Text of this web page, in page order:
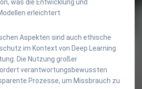
was die Entwicklung und
erleichtert.
Aspekten sind auch ethische
im Kontext von Deep Learning
Die Nutzung großer
verantwortungsbewussten
Prozesse, um Missbrauch zu